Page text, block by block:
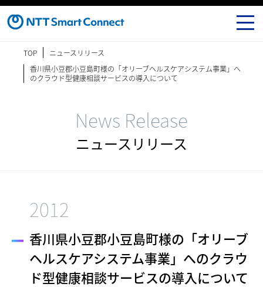
TOP
ニュースリリース
香川県小豆郡小豆島町様の「オリーブヘルスケアシステム事業」へ
のクラウド型健康相談サービスの導入について
News Release
ニュースリリース
2012
香川県小豆郡小豆島町様の「オリーブ
ヘルスケアシステム事業」へのクラウ
ド型健康相談サービスの導入について